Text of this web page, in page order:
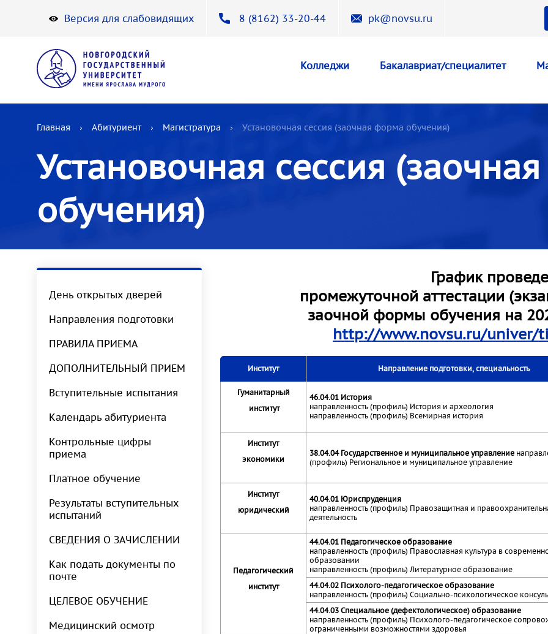
Версия для слабовидящих 8 (8162) 33-20-44 pk@novsu.ru
Колледжи Бакалавриат/специалитет
Главная Абитуриент Магистратура Установочная сессия (заочная форма обучения)
Установочная сессия
обучения)
День открытых дверей
Направления подготовки
ПРАВИЛА ПРИЕМА
ДОПОЛНИТЕЛЬНЫЙ ПРИЕМ
Вступительные испытания
Календарь абитуриента
Контрольные цифры
приема
Платное обучение
Результаты вступительных
испытаний
СВЕДЕНИЯ О ЗАЧИСЛЕНИИ
Как подать документы по
почте
ЦЕЛЕВОЕ ОБУЧЕНИЕ
Медицинский осмотр
График
промежуточной аттестации
заочной формы обучения на
http://www.novsu.ru/univer/
Институт Направление подготовки, специальность
Гуманитарный
институт
46.04.01 История
направленность (профиль) История и археология
направленность (профиль) Всемирная история
Институт
экономики
38.04.04 Государственное и муниципальное управление
(профиль) Региональное и муниципальное управление
Институт
юридический
40.04.01 Юриспруденция
направленность (профиль) Правозащитная и
деятельность
Педагогический
институт
44.04.01 Педагогическое образование
направленность (профиль) Православная культура в
образовании
направленность (профиль) Литературное образование
44.04.02 Психолого-педагогическое образование
направленность (профиль) Социально-психологическое
44.04.03 Специальное (дефектологическое) образование
направленность (профиль) Психолого-педагогическое
ограниченными возможностями здоровья